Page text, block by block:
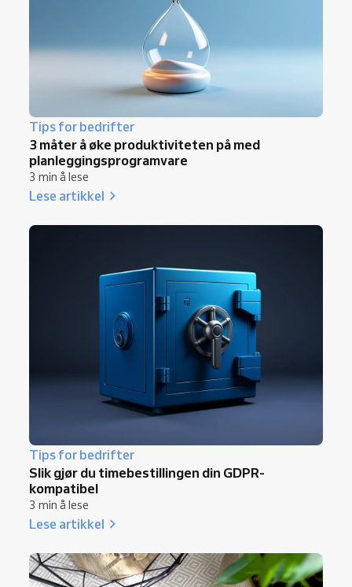
Tips for bedrifter
3 måter å øke produktiviteten på med
planleggingsprogramvare
3 min å lese
Lese artikkel
Tips for bedrifter
Slik gjør du timebestillingen din GDPR-
kompatibel
3 min å lese
Lese artikkel